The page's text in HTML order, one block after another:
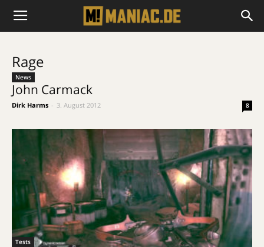
Rage
News
John Carmack
Dirk Harms 3. August 2012 8
Tests